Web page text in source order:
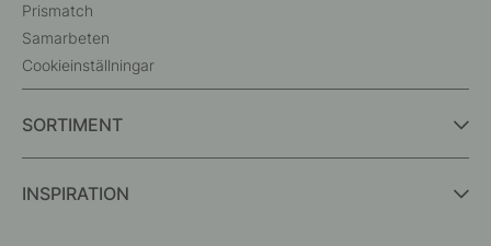
Prismatch
Samarbeten
Cookieinställningar
SORTIMENT
INSPIRATION